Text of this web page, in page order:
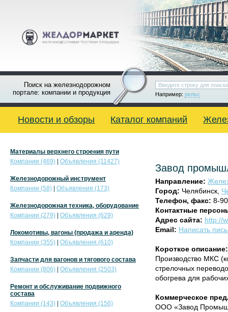
Поиск на железнодорожном
портале: компании и продукция
Например: рельс
Новости и обзоры Каталог компаний
Завод
Направление:
Город: Челябинск,
Телефон, факс: 8-
Контактные
Адрес сайта: http://
Email: Написать
Короткое описание:
Производство МКС
стрелочных
обогрева для
Коммерческое
ООО «Завод
Материалы верхнего строения пути
Компании (469)
Объявления (11427)
Железнодорожный инструмент
Компании (58)
Объявления (173)
Железнодорожная техника, оборудование
Компании (279)
Объявления (629)
Локомотивы, вагоны (продажа и аренда)
Компании (355)
Объявления (610)
Запчасти для вагонов и тягового состава
Компании (806)
Объявления (2503)
Ремонт и обслуживание подвижного
состава
Компании (143)
Объявления (156)